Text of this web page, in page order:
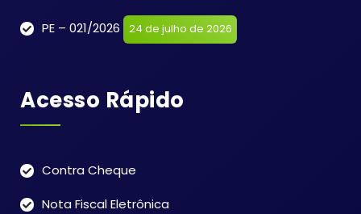
PE – 021/2026 24 de julho de 2026
Acesso Rápido
Contra Cheque
Nota Fiscal Eletrônica